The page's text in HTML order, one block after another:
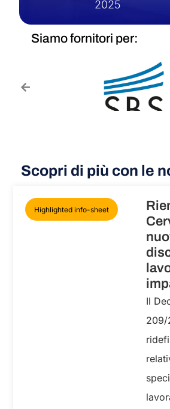
2025
Siamo fornitori per:
Scopri di più con le
Highlighted info-sheet
Il
209/